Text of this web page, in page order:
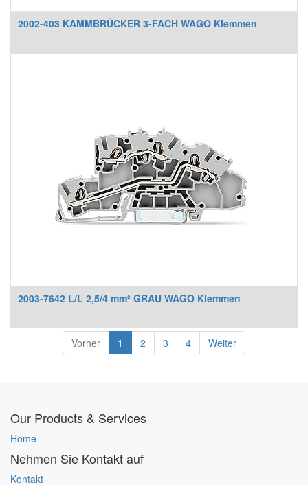
2002-403 KAMMBRÜCKER 3-FACH WAGO Klemmen
2003-7642 L/L 2,5/4 mm² GRAU WAGO Klemmen
Vorher 1 2 3 4 Weiter
Our Products & Services
Home
Nehmen Sie Kontakt auf
Kontakt